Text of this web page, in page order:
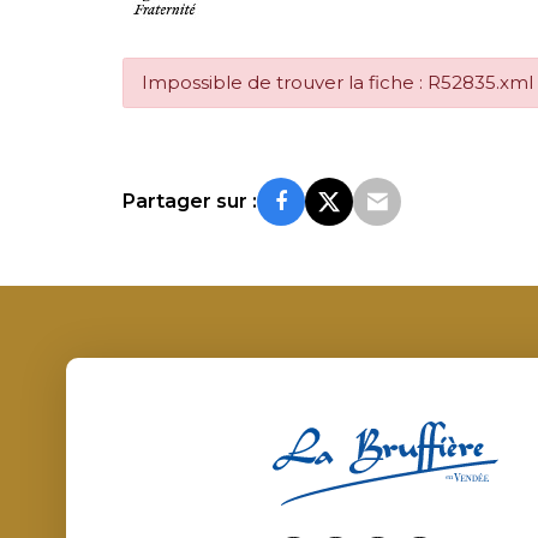
Impossible de trouver la fiche : R52835.xml
Partager sur :